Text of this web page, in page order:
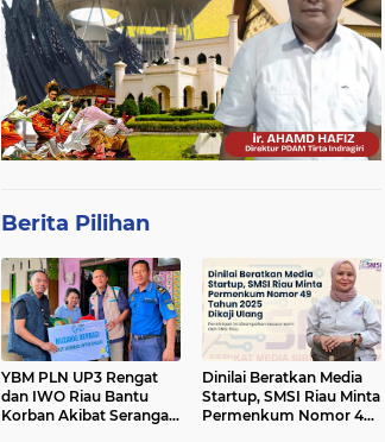
Berita Pilihan
YBM PLN UP3 Rengat
dan IWO Riau Bantu
Korban Akibat Serangan
Dinilai Beratkan Media
Startup, SMSI Riau Minta
Permenkum Nomor 49